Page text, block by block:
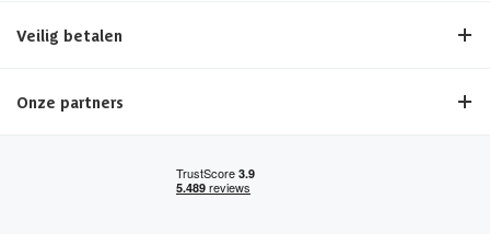
Veilig betalen
Onze partners